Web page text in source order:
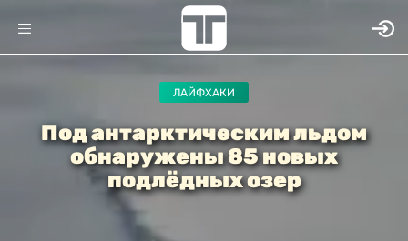
ЛАЙФХАКИ
Под антарктическим льдом
обнаружены 85 новых
подлёдных озер